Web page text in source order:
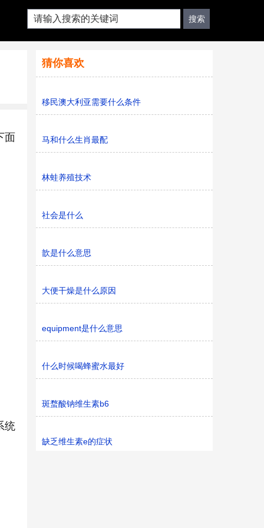
面
统
猜你喜欢
移民澳大利亚需要什么条件
马和什么生肖最配
林蛙养殖技术
社会是什么
歆是什么意思
大便干燥是什么原因
equipment是什么意思
什么时候喝蜂蜜水最好
斑蝥酸钠维生素b6
缺乏维生素e的症状